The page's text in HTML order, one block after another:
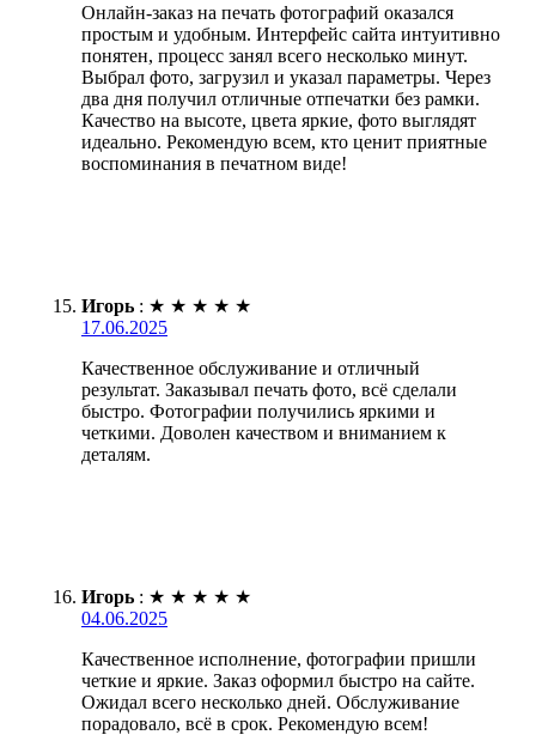
Онлайн-заказ на печать фотографий оказался
простым и удобным. Интерфейс сайта интуитивно
понятен, процесс занял всего несколько минут.
Выбрал фото, загрузил и указал параметры. Через
два дня получил отличные отпечатки без рамки.
Качество на высоте, цвета яркие, фото выглядят
идеально. Рекомендую всем, кто ценит приятные
воспоминания в печатном виде!
Игорь : ★ ★ ★ ★ ★
17.06.2025
Качественное обслуживание и отличный
результат. Заказывал печать фото, всё сделали
быстро. Фотографии получились яркими и
четкими. Доволен качеством и вниманием к
деталям.
Игорь : ★ ★ ★ ★ ★
04.06.2025
Качественное исполнение, фотографии пришли
четкие и яркие. Заказ оформил быстро на сайте.
Ожидал всего несколько дней. Обслуживание
порадовало, всё в срок. Рекомендую всем!